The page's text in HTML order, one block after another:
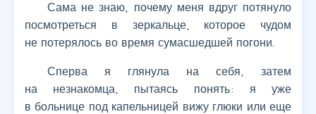
Сама не знаю, почему меня вдруг потянуло
посмотреться в зеркальце, которое чудом
не потерялось во время сумасшедшей погони.
Сперва я глянула на себя, затем
на незнакомца, пытаясь понять: я уже
в больнице под капельницей вижу глюки или еще